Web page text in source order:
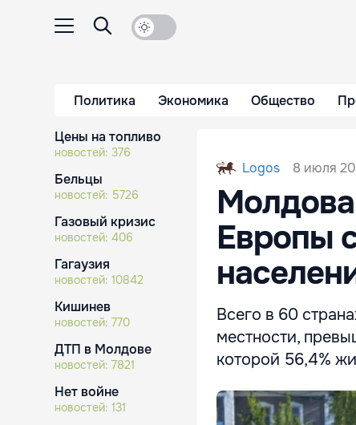
Политика Экономика Общество
Цены на топливо
новостей: 376
Бельцы
новостей: 5726
Газовый кризис
новостей: 406
Гагаузия
новостей: 10842
Кишинев
новостей: 770
ДТП в Молдове
новостей: 7821
Нет войне
новостей: 131
Logos 8 июля
Европы
Всего в 60
местности,
которой 56,4%